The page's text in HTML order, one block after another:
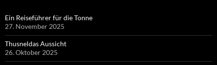
Ein Reiseführer für die Tonne
27. November 2025
Thusneldas Aussicht
26. Oktober 2025